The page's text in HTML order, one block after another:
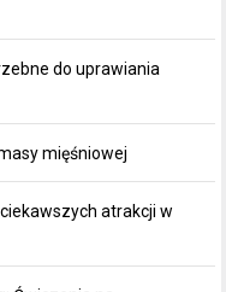
do uprawiania
mięśniowej
atrakcji w